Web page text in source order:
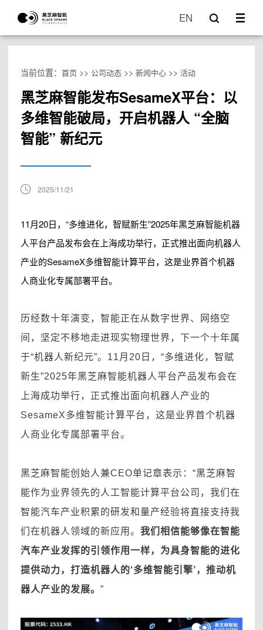
EN
当前位置： 首页 >> 公司动态>> 新闻中心>> 活动
黑芝麻智能发布SesameX平台：以
多维智能破局，开启机器人 “全脑
智能” 新纪元
2025/11/21
11月20日，“多维进化，智赋新生”2025年黑芝麻智能机器
人平台产品发布会在上海成功举行，正式推出面向机器人
产业的SesameX多维智能计算平台，这是业界首个机器
人商业化专属部署平台。
历经数十年演变，智能正在从数字世界、网络空
间，坚定不移地走进现实物理世界，下一个十年属
于“机器人新纪元”。11月20日，“多维进化，智赋
新生”2025年黑芝麻智能机器人平台产品发布会在
上海成功举行，正式推出面向机器人产业的
SesameX多维智能计算平台，这是业界首个机器
人商业化专属部署平台。
黑芝麻智能创始人兼CEO单记章表示：“黑芝麻智
能作为业界领先的人工智能计算平台公司，我们在
智能汽车产业积累的研发和量产经验将直接支持我
们在机器人领域的新应用。 我们相信能够像在智能
汽车产业发挥的引领作用一样，为具身智能的进化
提供动力，打造机器人的‘多维智能引擎’，推动机
器人产业的发展。 ”